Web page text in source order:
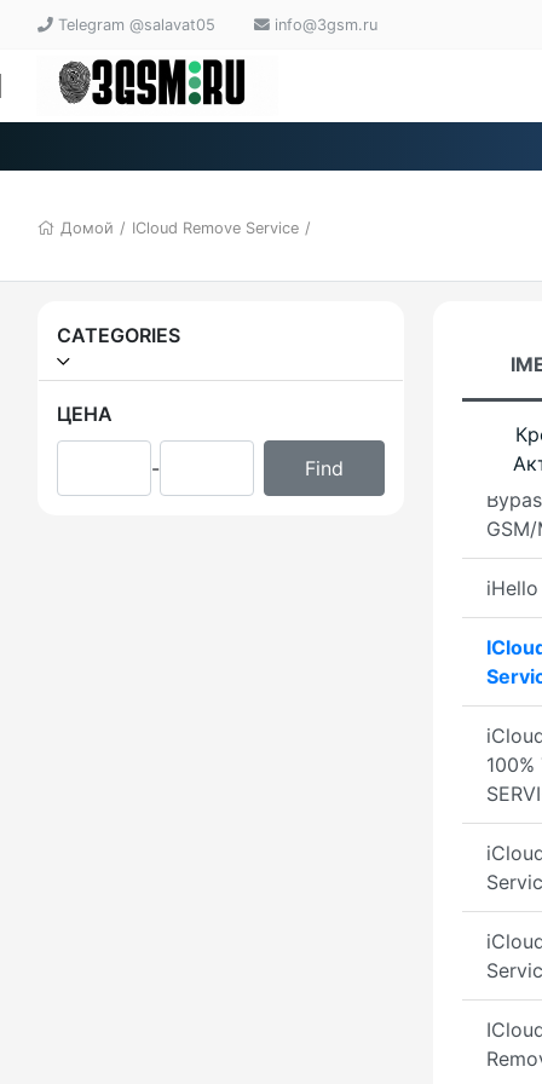
Telegram @salavat05 info@3gsm.ru
Домой / ICloud Remove Service /
CATEGORIES
ЦЕНА
-
With
100%